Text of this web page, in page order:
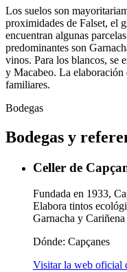
Los suelos son
proximidades de Falset, el
encuentran algunas
predominantes son
vinos. Para los blancos, se
y Macabeo. La elaboración
familiares.
Bodegas
Bodegas y
Celler de
Fundada en 1933,
Elabora tintos
Garnacha y
Dónde: Capçanes
Visitar la web oficial